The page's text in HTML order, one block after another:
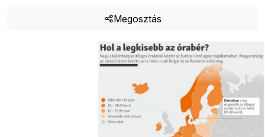
Megosztás